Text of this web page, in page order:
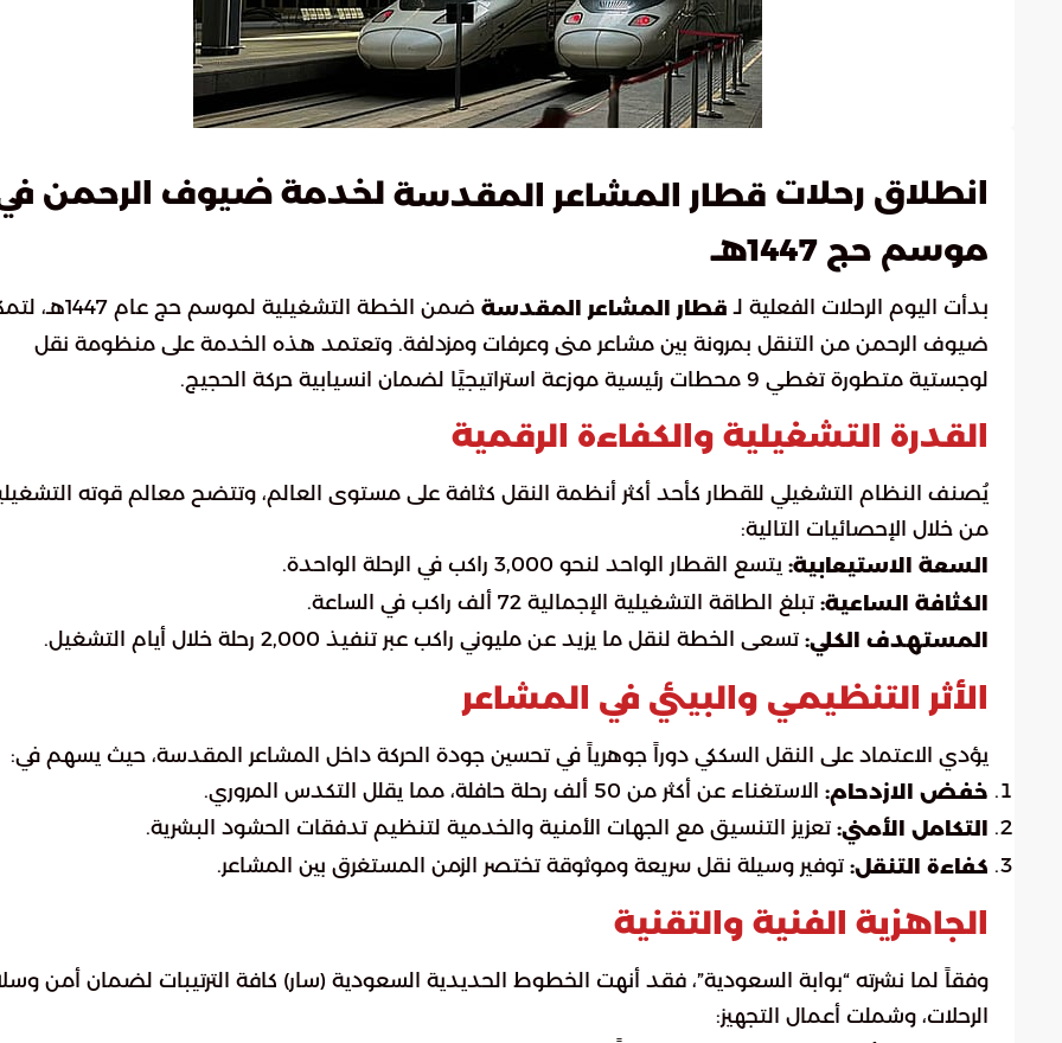
انطلاق رحلات قطار المشاعر المقدسة لخدمة ضيوف الرحمن
موسم حج 1447هـ
بدأت اليوم الرحلات الفعلية لـ قطار المشاعر المقدسة
ضمن الخطة التشغيلية لموسم حج
ضيوف الرحمن من التنقل بمرونة بين مشاعر منى وعرفات ومزدلفة. وتعتمد هذه الخدمة على منظومة نقل
لوجستية متطورة تغطي 9 محطات رئيسية موزعة استراتيجيًا لضمان انسيابية حركة الحجيج.
القدرة التشغيلية والكفاءة الرقمية
يُصنف النظام التشغيلي للقطار كأحد أكثر أنظمة النقل كثافة على مستوى العالم، وتتضح معالم قوته
من خلال الإحصائيات التالية:
السعة الاستيعابية: يتسع القطار الواحد لنحو 3,000 راكب في الرحلة الواحدة.
الكثافة الساعية: تبلغ الطاقة التشغيلية الإجمالية 72 ألف راكب في الساعة.
المستهدف الكلي: تسعى الخطة لنقل ما يزيد عن مليوني راكب عبر تنفيذ 2,000 رحلة خلال أيام التشغيل.
الأثر التنظيمي والبيئي في المشاعر
يؤدي الاعتماد على النقل السككي دوراً جوهرياً في تحسين جودة الحركة داخل المشاعر المقدسة، حيث يسهم في:
خفض الازدحام: الاستغناء عن أكثر من 50 ألف رحلة حافلة، مما يقلل التكدس المروري.
التكامل الأمني: تعزيز التنسيق مع الجهات الأمنية والخدمية لتنظيم تدفقات الحشود البشرية.
كفاءة التنقل: توفير وسيلة نقل سريعة وموثوقة تختصر الزمن المستغرق بين المشاعر.
الجاهزية الفنية والتقنية
وفقاً لما نشرته “بوابة السعودية”، فقد أنهت الخطوط الحديدية السعودية (سار) كافة الترتيبات لضمان أمن
الرحلات، وشملت أعمال التجهيز: